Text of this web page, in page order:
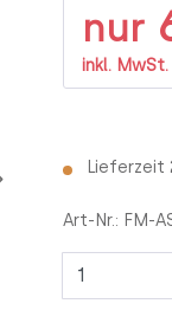
nur
inkl.
Lieferzeit
Art-Nr.: FM-
Anzahl